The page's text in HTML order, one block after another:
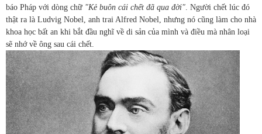
báo Pháp với dòng chữ "Kẻ buôn cái chết đã qua đời" . Người chết lúc đó
thật ra là Ludvig Nobel, anh trai Alfred Nobel, nhưng nó cũng làm cho nhà
khoa học bất an khi bắt đầu nghĩ về di sản của mình và điều mà nhân loại
sẽ nhớ về ông sau cái chết.